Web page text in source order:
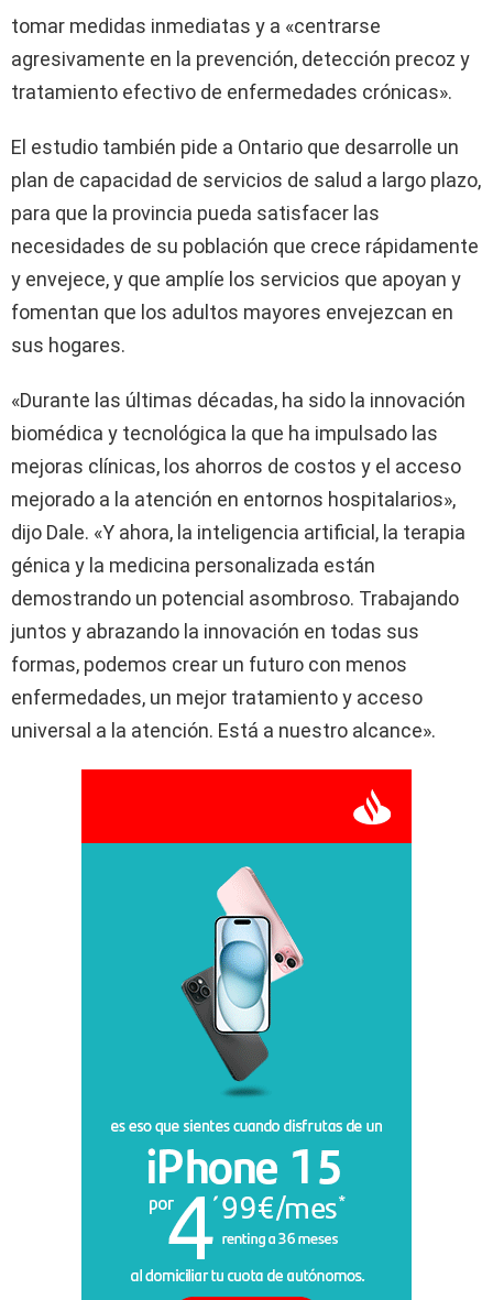
tomar medidas inmediatas y a «centrarse
agresivamente en la prevención, detección precoz y
tratamiento efectivo de enfermedades crónicas».
El estudio también pide a Ontario que desarrolle un
plan de capacidad de servicios de salud a largo plazo,
para que la provincia pueda satisfacer las
necesidades de su población que crece rápidamente
y envejece, y que amplíe los servicios que apoyan y
fomentan que los adultos mayores envejezcan en
sus hogares.
«Durante las últimas décadas, ha sido la innovación
biomédica y tecnológica la que ha impulsado las
mejoras clínicas, los ahorros de costos y el acceso
mejorado a la atención en entornos hospitalarios»,
dijo Dale. «Y ahora, la inteligencia artificial, la terapia
génica y la medicina personalizada están
demostrando un potencial asombroso. Trabajando
juntos y abrazando la innovación en todas sus
formas, podemos crear un futuro con menos
enfermedades, un mejor tratamiento y acceso
universal a la atención. Está a nuestro alcance».